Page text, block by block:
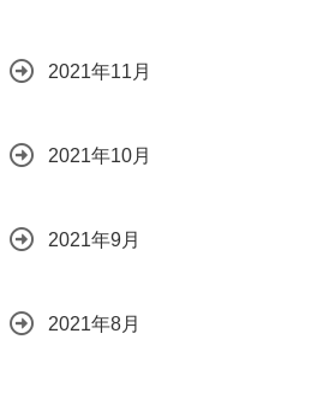
2021年11月
2021年10月
2021年9月
2021年8月